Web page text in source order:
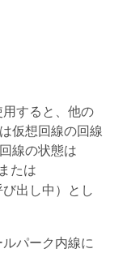
すると、他の
仮想回線の回線
線の状態は
たは
び出し中）とし
パーク内線に